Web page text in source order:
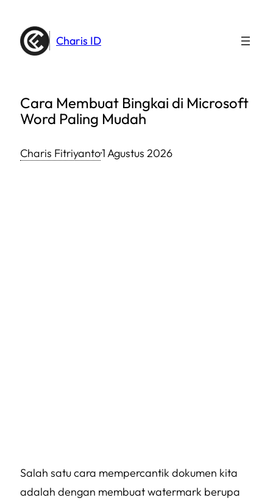
konten
Charis ID
Cara Membuat Bingkai di Microsoft
Word Paling Mudah
Charis Fitriyanto·1 Agustus 2026
Salah satu cara mempercantik dokumen kita
adalah dengan membuat watermark berupa